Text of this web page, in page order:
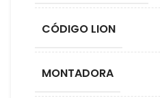
CÓDIGO LION
MONTADORA